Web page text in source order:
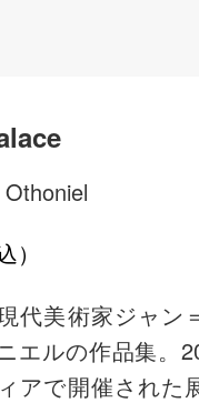
）
代美術家ジャン
エルの作品集。
アで開催された